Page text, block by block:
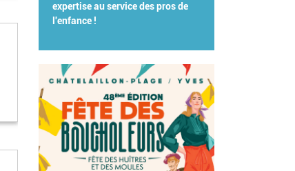
expertise au service des pros de
l'enfance !